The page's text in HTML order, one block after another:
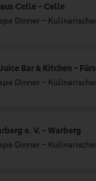
Celle - Celle
Dinner –
Juice Bar & Kitchen -
Dinner –
e. V. - Warberg
Dinner –